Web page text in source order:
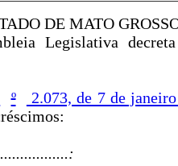
DE MATO
Legislativa
º
2.073, de 7 de